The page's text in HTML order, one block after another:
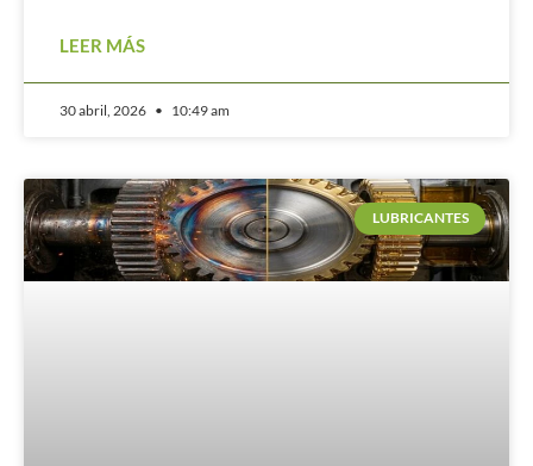
LEER MÁS
30 abril, 2026 10:49 am
LUBRICANTES